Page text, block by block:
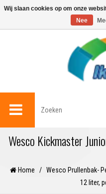
0
Wesco Kickmaster
Home / Wesco Prullenbak-
12 liter,
Wij slaan cookies op om onze
Nee